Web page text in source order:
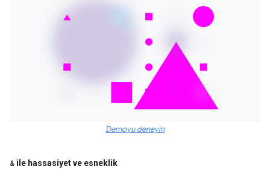
Demoyu deneyin
& ile hassasiyet ve esneklik